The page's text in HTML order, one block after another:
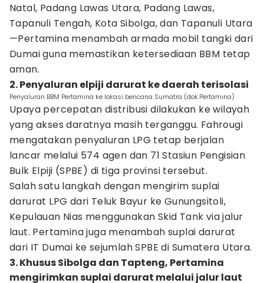
Natal, Padang Lawas Utara, Padang Lawas,
Tapanuli Tengah, Kota Sibolga, dan Tapanuli Utara
—Pertamina menambah armada mobil tangki dari
Dumai guna memastikan ketersediaan BBM tetap
aman.
2. Penyaluran elpiji darurat ke daerah terisolasi
Penyaluran BBM Pertamina ke lokasi bencana Sumatra (dok.Pertamina)
Upaya percepatan distribusi dilakukan ke wilayah
yang akses daratnya masih terganggu. Fahrougi
mengatakan penyaluran LPG tetap berjalan
lancar melalui 574 agen dan 71 Stasiun Pengisian
Bulk Elpiji (SPBE) di tiga provinsi tersebut.
Salah satu langkah dengan mengirim suplai
darurat LPG dari Teluk Bayur ke Gunungsitoli,
Kepulauan Nias menggunakan Skid Tank via jalur
laut. Pertamina juga menambah suplai darurat
dari IT Dumai ke sejumlah SPBE di Sumatera Utara.
3. Khusus Sibolga dan Tapteng, Pertamina
mengirimkan suplai darurat melalui jalur laut